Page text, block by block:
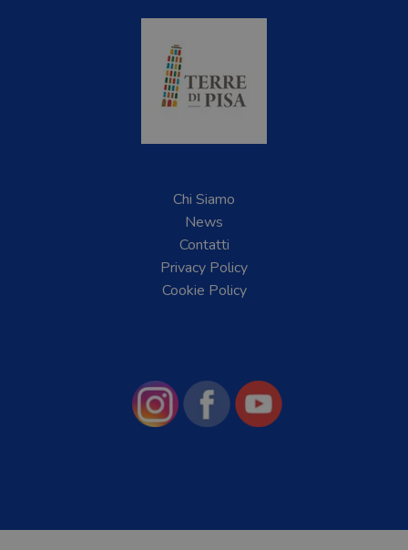
Chi Siamo
News
Contatti
Privacy Policy
Cookie Policy